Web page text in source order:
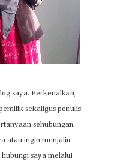
saya. Perkenalkan,
sekaligus penulis
sehubungan
atau ingin menjalin
saya melalui